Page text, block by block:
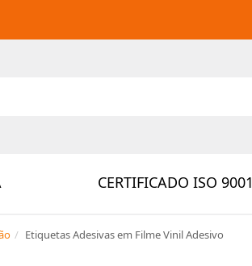
CERTIFICADO ISO 9001
Etiquetas Adesivas em Filme Vinil Adesivo